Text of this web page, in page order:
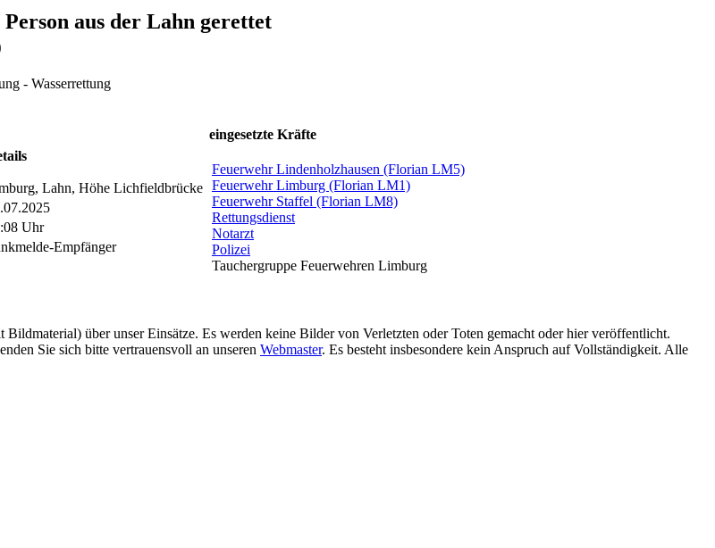
aus der Lahn gerettet
- Wasserrettung
Lahn, Höhe Lichfieldbrücke
Uhr
Empfänger
eingesetzte Kräfte
Feuerwehr Lindenholzhausen (Florian LM5)
Feuerwehr Limburg (Florian LM1)
Feuerwehr Staffel (Florian LM8)
Rettungsdienst
Notarzt
Polizei
Tauchergruppe Feuerwehren Limburg
über unser Einsätze. Es werden keine Bilder von Verletzten oder Toten gemacht oder hier veröffentlicht.
Sie sich bitte vertrauensvoll an unseren Webmaster. Es besteht insbesondere kein Anspruch auf Vollständigkeit. Alle